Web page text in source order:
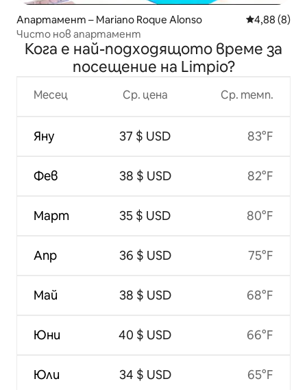
Апартамент – Mariano Roque Alonso Средна
4,88 (8)
Чисто нов апартамент
Кога е най-подходящото време за
посещение на Limpio?
Месец
Яну
Фев
Март
Апр
Май
Юни
Юли
Ср. цена
37 $ USD
38 $ USD
35 $ USD
36 $ USD
38 $ USD
40 $ USD
34 $ USD
Ср. темп.
83°F
82°F
80°F
75°F
68°F
66°F
65°F